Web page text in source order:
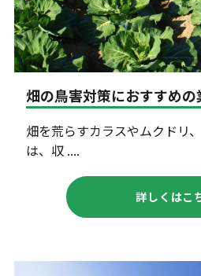
畑の鳥害対策におすすめ
畑を荒らすカラスやムクドリ
は、収 ....
詳しくはこ